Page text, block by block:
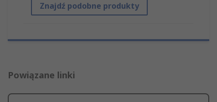
Znajdź podobne produkty
Powiązane linki